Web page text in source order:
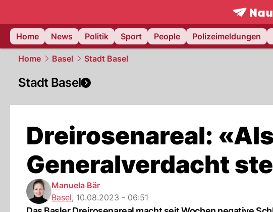
frontpage.
Home
News Politik Sport People Polizeimeldungen
Home Basel Stadt Basel
Stadt Basel
Dreirosenareal:
Generalverdacht
Manuela Bär
Basel, 10.08.2023 - 06:51